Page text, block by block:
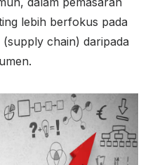
lebih berfokus pada
chain) daripada